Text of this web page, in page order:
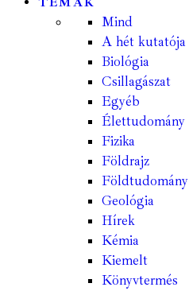
Mind
A hét kutatója
Biológia
Csillagászat
Egyéb
Élettudomány
Fizika
Földrajz
Földtudomány
Geológia
Hírek
Kémia
Kiemelt
Könyvtermés